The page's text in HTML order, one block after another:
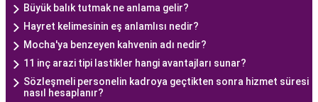
Büyük balık tutmak ne anlama gelir?
Hayret kelimesinin eş anlamlısı nedir?
Mocha'ya benzeyen kahvenin adı nedir?
11 inç arazi tipi lastikler hangi avantajları sunar?
Sözleşmeli personelin kadroya geçtikten sonra hizmet süresi
nasıl hesaplanır?